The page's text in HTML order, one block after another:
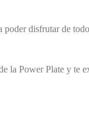
poder disfrutar de
la Power Plate y te